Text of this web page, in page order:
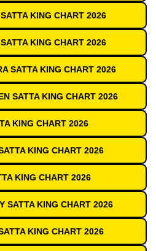
KING CHART 2026
KING CHART 2026
SATTA KING CHART 2026
SATTA KING CHART 2026
KING CHART 2026
KING CHART 2026
KING CHART 2026
SATTA KING CHART 2026
KING CHART 2026